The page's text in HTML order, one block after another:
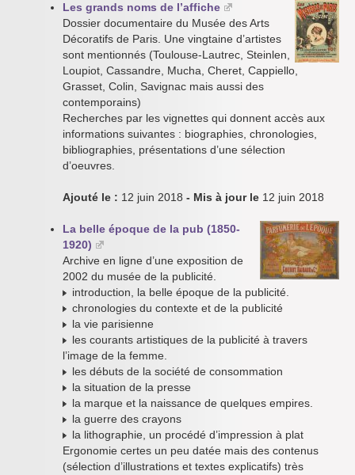
Les grands noms de l’affiche
Dossier documentaire du Musée des Arts
Décoratifs de Paris. Une vingtaine d’artistes
sont mentionnés (Toulouse-Lautrec, Steinlen,
Loupiot, Cassandre, Mucha, Cheret, Cappiello,
Grasset, Colin, Savignac mais aussi des
contemporains)
Recherches par les vignettes qui donnent accès aux
informations suivantes : biographies, chronologies,
bibliographies, présentations d’une sélection
d’oeuvres.
Ajouté le : 12 juin 2018 - Mis à jour le 12 juin 2018
La belle époque de la pub (1850-
1920)
Archive en ligne d’une exposition de
2002 du musée de la publicité.
introduction, la belle époque de la publicité.
chronologies du contexte et de la publicité
la vie parisienne
les courants artistiques de la publicité à travers
l’image de la femme.
les débuts de la société de consommation
la situation de la presse
la marque et la naissance de quelques empires.
la guerre des crayons
la lithographie, un procédé d’impression à plat
Ergonomie certes un peu datée mais des contenus
(sélection d’illustrations et textes explicatifs) très